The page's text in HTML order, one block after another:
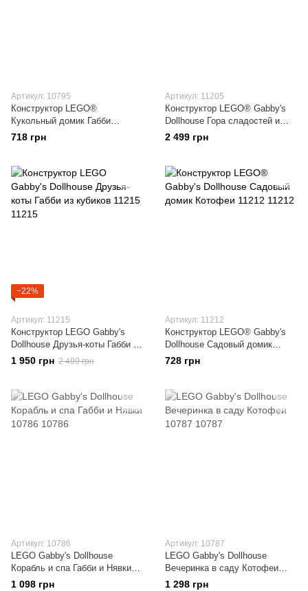
Артикул: 10795
Конструктор LEGO®
Кукольный домик Габби
«Мастерим с Доцей-Бокс»
Игрушка 10795
718 грн
Артикул: 11205
Конструктор LEGO® Gabby's
Dollhouse Гора сладостей и
сад Китти Вязаная 11205
2 499 грн
−22%
Артикул: 11215
Конструктор LEGO Gabby's
Dollhouse Друзья-коты Габби из
кубиков 11215
1 950 грн 2 499 грн
Артикул: 11212
Конструктор LEGO® Gabby's
Dollhouse Садовый домик
Котофеи 11212
728 грн
Артикул: 10786
LEGO Gabby's Dollhouse
Корабль и спа Габби и Нявки
10786
1 098 грн
Артикул: 10787
LEGO Gabby's Dollhouse
Вечеринка в саду Котофеи
10787
1 298 грн